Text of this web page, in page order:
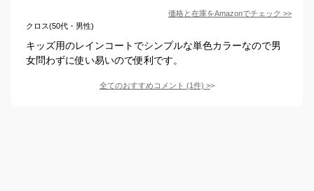
価格と在庫をAmazonでチェック >>
クロス(50代・男性)
キッズ用のレインコートでシンプルな単色カラーなので男
女問わずに使い易いので便利です。
全てのおすすめコメント (1件) >